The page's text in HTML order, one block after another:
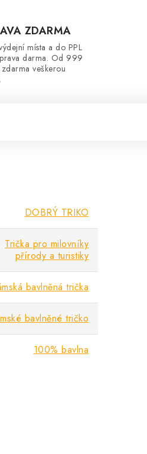
ZDARMA
místa a do PPL
darma. Od 999
veškerou
DOBRÝ TRIKO
Trička pro milovníky
přírody a turistiky
bavlněná trička
bavlněné tričko
100% bavlna